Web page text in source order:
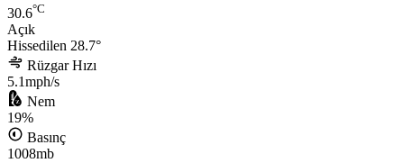
30.6°C
Açık
Hissedilen 28.7°
Rüzgar Hızı
5.1mph/s
Nem
19%
Basınç
1008mb